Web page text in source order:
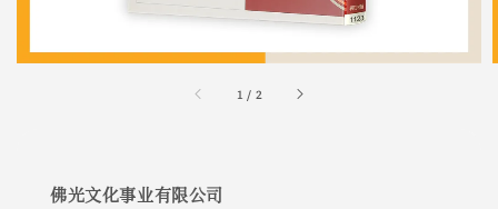
1 / 2
佛光文化事业有限公司